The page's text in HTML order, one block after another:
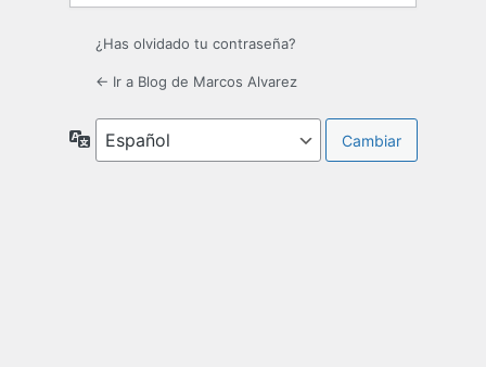
¿Has olvidado tu contraseña?
← Ir a Blog de Marcos Alvarez
Idioma